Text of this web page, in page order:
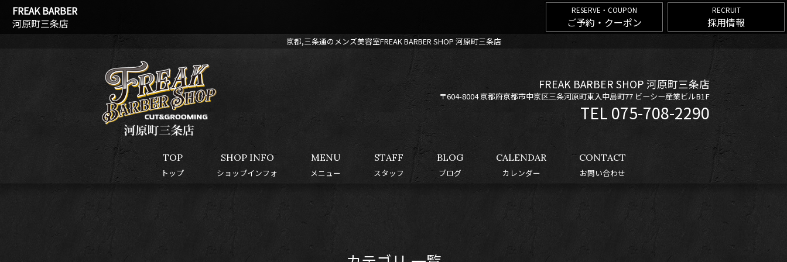
FREAK BARBER
河原町三条店
RESERVE・COUPON
ご予約・クーポン
RECRUIT
採用情報
京都,三条通のメンズ美容室FREAK BARBER SHOP 河原町三条店
FREAK BARBER SHOP 河原町三条店
〒604-8004 京都府京都市中京区三条河原町東入中島町77 ビーシー産業ビルB1F
075-708-2290
TOP
トップ
SHOP INFO
ショップインフォ
MENU
メニュー
STAFF
スタッフ
BLOG
ブログ
CALENDAR
カレンダー
CONTACT
お問い合わせ